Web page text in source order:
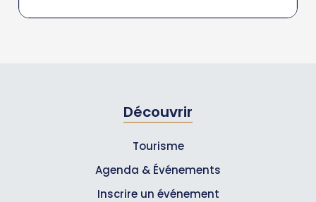
Découvrir
Tourisme
Agenda & Événements
Inscrire un événement